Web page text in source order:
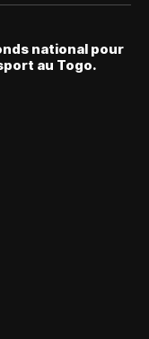
national pour
au Togo.